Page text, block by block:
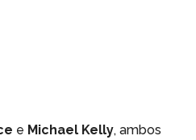
e Michael Kelly, ambos